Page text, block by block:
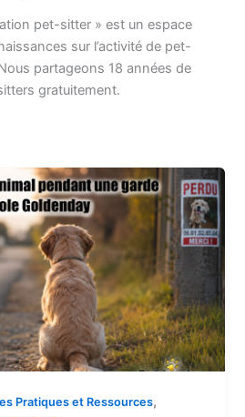
pet-sitter » est un espace
sur l’activité de pet-
partageons 18 années de
gratuitement.
Pratiques et Ressources,